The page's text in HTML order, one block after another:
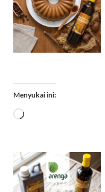
Menyukai ini:
Memuat...